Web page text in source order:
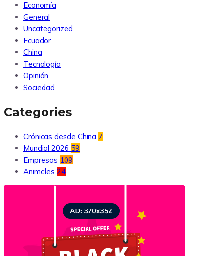
Economía
General
Uncategorized
Ecuador
China
Tecnología
Opinión
Sociedad
Categories
Crónicas desde China 7
Mundial 2026 59
Empresas 109
Animales 24